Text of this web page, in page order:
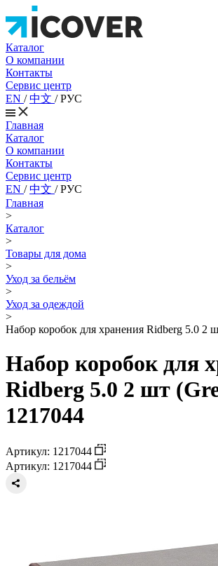
Каталог
О компании
Контакты
Сервис центр
EN /中文 /РУС
Главная
Каталог
О компании
Контакты
Сервис центр
EN /中文 /РУС
Главная
>
Каталог
>
Товары для дома
>
Уход за бельём
>
Уход за одеждой
>
Набор коробок для хранения Ridberg 5.0 2
Набор коробок для
Ridberg 5.0 2 шт
1217044
Артикул: 1217044
Артикул: 1217044